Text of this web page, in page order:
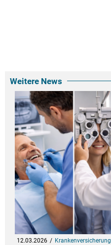
Weitere News
12.03.2026 Krankenversicherung